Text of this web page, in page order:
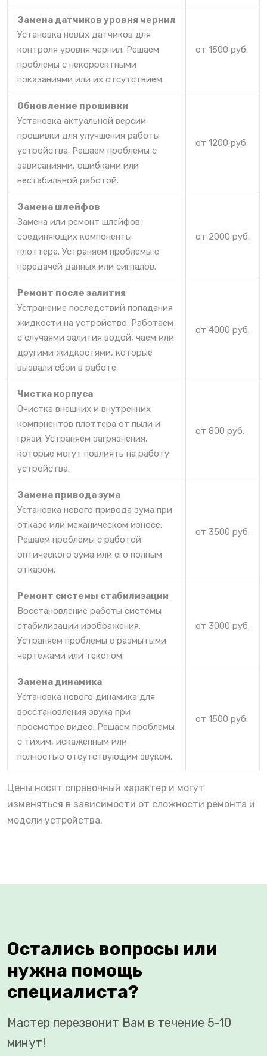
Замена датчиков уровня чернил
Установка новых датчиков для
контроля уровня чернил. Решаем
проблемы с некорректными
показаниями или их отсутствием.
от 1500 руб.
Обновление прошивки
Установка актуальной версии
прошивки для улучшения работы
устройства. Решаем проблемы с
зависаниями, ошибками или
нестабильной работой.
от 1200 руб.
Замена шлейфов
Замена или ремонт шлейфов,
соединяющих компоненты
плоттера. Устраняем проблемы с
передачей данных или сигналов.
от 2000 руб.
Ремонт после залития
Устранение последствий попадания
жидкости на устройство. Работаем
с случаями залития водой, чаем или
другими жидкостями, которые
вызвали сбои в работе.
от 4000 руб.
Чистка корпуса
Очистка внешних и внутренних
компонентов плоттера от пыли и
грязи. Устраняем загрязнения,
которые могут повлиять на работу
устройства.
от 800 руб.
Замена привода зума
Установка нового привода зума при
отказе или механическом износе.
Решаем проблемы с работой
оптического зума или его полным
отказом.
от 3500 руб.
Ремонт системы стабилизации
Восстановление работы системы
стабилизации изображения.
Устраняем проблемы с размытыми
чертежами или текстом.
от 3000 руб.
Замена динамика
Установка нового динамика для
восстановления звука при
просмотре видео. Решаем проблемы
с тихим, искаженным или
полностью отсутствующим звуком.
от 1500 руб.
Цены носят справочный характер и могут
изменяться в зависимости от сложности ремонта и
модели устройства.
Остались вопросы или
нужна помощь
специалиста?
Мастер перезвонит Вам в течение 5-10
минут!